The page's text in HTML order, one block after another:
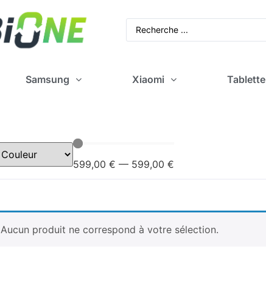
Samsung Xiaomi Tablette
599,00 € — 599,00 €
Aucun produit ne correspond à votre sélection.